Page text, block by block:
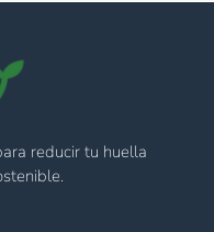
reducir tu huella